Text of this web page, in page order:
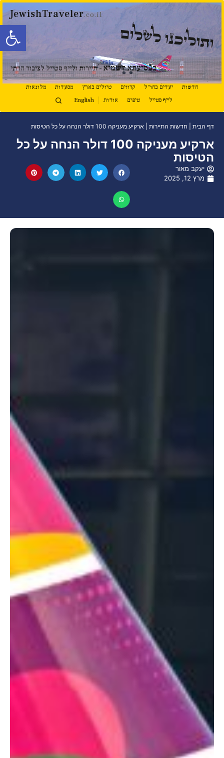
פתח
JewishTraveler.co.il
ותוליכנו לשלום
בנסיעתא דשמיא - תיירות ולייף סטייל לציבור הדתי
חדשות יעדים בחו"ל קרוזים טיולים בארץ מסעדות
מלונאות
לייף סטייל
טיפים אודות English
דף הבית חדשות התיירות ארקיע מעניקה 100 דולר הנחה על כל הטיסות
ארקיע מעניקה 100 דולר הנחה על כל
הטיסות
יעקב מאור
מרץ 12, 2025